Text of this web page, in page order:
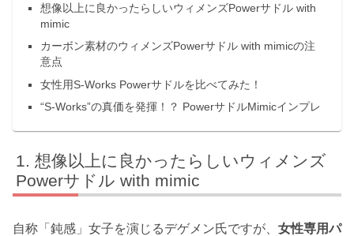
想像以上に良かったらしいウィメンズPowerサドル with
mimic
カーボン素材のウィメンズPowerサドル with mimicの注
意点
女性用S-Works Powerサドルを比べてみた！
“S-Works”の真価を発揮！？ PowerサドルMimicインプレ
想像以上に良かったらしいウィメンズ
Powerサドル with mimic
自称「鈍感」女子を演じるデゲメン氏ですが、 女性専用パ